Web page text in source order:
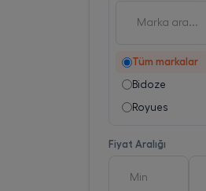
Tüm markalar
Bidoze
Royues
Fiyat Aralığı